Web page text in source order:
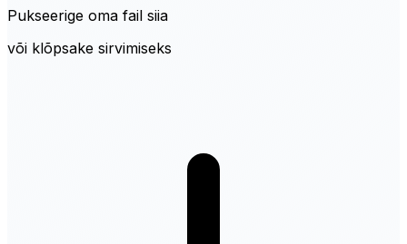
Pukseerige oma fail siia
või klõpsake sirvimiseks